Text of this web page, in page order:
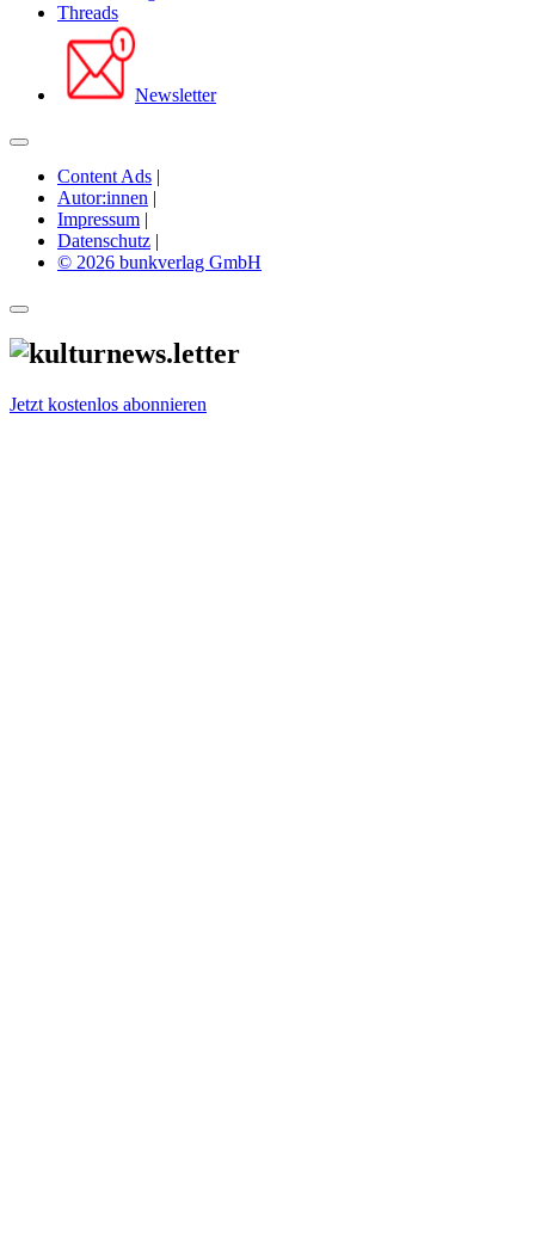
Threads
Newsletter
Content Ads |
Autor:innen |
Impressum |
Datenschutz |
© 2026 bunkverlag GmbH
Jetzt kostenlos abonnieren